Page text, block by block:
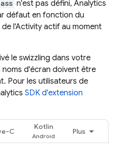
n'est pas défini, Analytics
défaut en fonction du
l'Activity actif au moment
le swizzling dans votre
d'écran doivent être
Pour les utilisateurs de
SDK d'extension
C
Kotlin
Plus